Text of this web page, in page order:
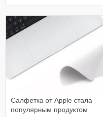
15,6 дюйма и разрешением 3.5К
(3456 × 2160 пикселей). Его
яркость в максимуме составляет
600 нит, заявлен 100-
процентный охват цветовых
пространств sRGB и sRG
Салфетка от Apple стала
популярным продуктом